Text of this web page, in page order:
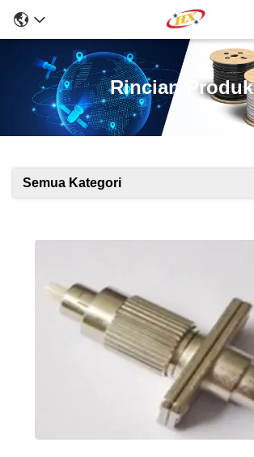
Rincian Produk
Semua Kategori